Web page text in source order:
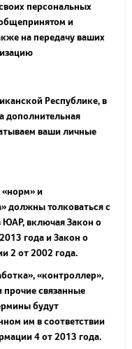
персональных
и
на передачу ваших
Республике, в
дополнительная
ваши личные
«норм» и
должны толковаться с
ЮАР, включая Закон о
года и Закон о
2 от 2002 года.
«контроллер»,
прочие связанные
будут
им в соответствии
4 от 2013 года.